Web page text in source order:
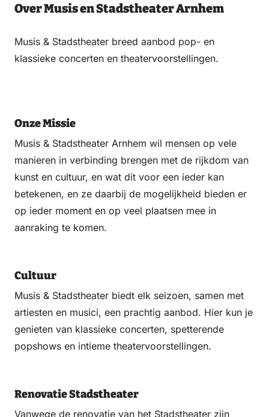
Over Musis en Stadstheater Arnhem
Musis & Stadstheater breed aanbod pop- en
klassieke concerten en theatervoorstellingen.
Onze Missie
Musis & Stadstheater Arnhem wil mensen op vele
manieren in verbinding brengen met de rijkdom van
kunst en cultuur, en wat dit voor een ieder kan
betekenen, en ze daarbij de mogelijkheid bieden er
op ieder moment en op veel plaatsen mee in
aanraking te komen.
Cultuur
Musis & Stadstheater biedt elk seizoen, samen met
artiesten en musici, een prachtig aanbod. Hier kun je
genieten van klassieke concerten, spetterende
popshows en intieme theatervoorstellingen.
Renovatie Stadstheater
Vanwege de renovatie van het Stadstheater zijn